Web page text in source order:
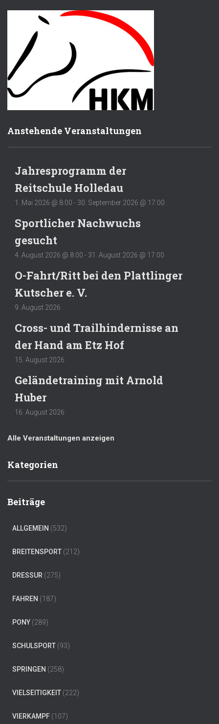
Anstehende Veranstaltungen
Jahresprogramm der
Reitschule Holledau
1. Mai 2026 @ 8:00 - 30. September 2026 @ 17:00
Sportlicher Nachwuchs
gesucht
4. August 2026 @ 8:00 - 31. August 2026 @ 17:00
O-Fahrt/Ritt bei den Plattlinger
Kutscher e. V.
9. August 2026
Cross- und Trailhindernisse an
der Hand am Etz Hof
15. August 2026
Geländetraining mit Arnold
Huber
16. August 2026
Alle Veranstaltungen anzeigen
Kategorien
Beiträge
ALLGEMEIN (532)
BREITENSPORT (212)
DRESSUR (275)
FAHREN (187)
PONY (289)
SCHULSPORT (93)
SPRINGEN (258)
VIELSEITIGKEIT (222)
VIERKAMPF (107)